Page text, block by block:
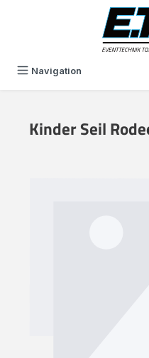
Navigation
Kinder Seil